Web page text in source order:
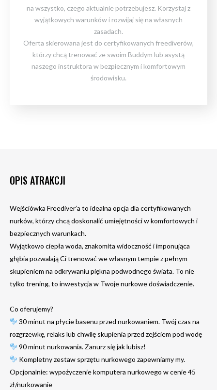
na wszystko, czego aktualnie potrzebujesz. Korzystaj z
wyjątkowych warunków i rozwijaj się na własnych
zasadach.
Oferta skierowana jest do certyfikowanych freediverów,
którzy chcą trenować ze swoim Buddym lub asystą
naszego instruktora w bezpiecznym i komfortowym
środowisku.
OPIS ATRAKCJI
Wejściówka Freediver’a to idealna opcja dla certyfikowanych
nurków, którzy chcą doskonalić umiejętności w komfortowych i
bezpiecznych warunkach.
Wyjątkowo ciepła woda, znakomita widoczność i imponująca
głębia pozwalają Ci trenować we własnym tempie z pełnym
skupieniem na odkrywaniu piękna podwodnego świata. To nie
tylko trening, to inwestycja w Twoje nurkowe doświadczenie.
Co oferujemy?
30 minut na płycie basenu przed nurkowaniem. Twój czas na
rozgrzewkę, relaks lub chwilę skupienia przed zejściem pod wodę
90 minut nurkowania. Zanurz się jak lubisz!
Kompletny zestaw sprzętu nurkowego zapewniamy my.
Opcjonalnie: wypożyczenie komputera nurkowego w cenie 45
zł/nurkowanie